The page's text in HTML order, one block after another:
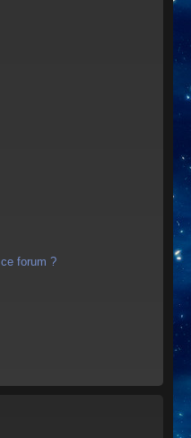
forum ?